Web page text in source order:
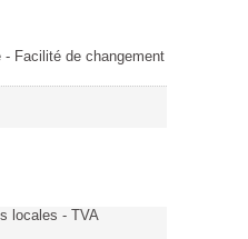
- Facilité de changement
locales - TVA